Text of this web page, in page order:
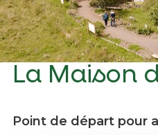
Maison de l'Aubrac -
La Maison
Point de départ pour